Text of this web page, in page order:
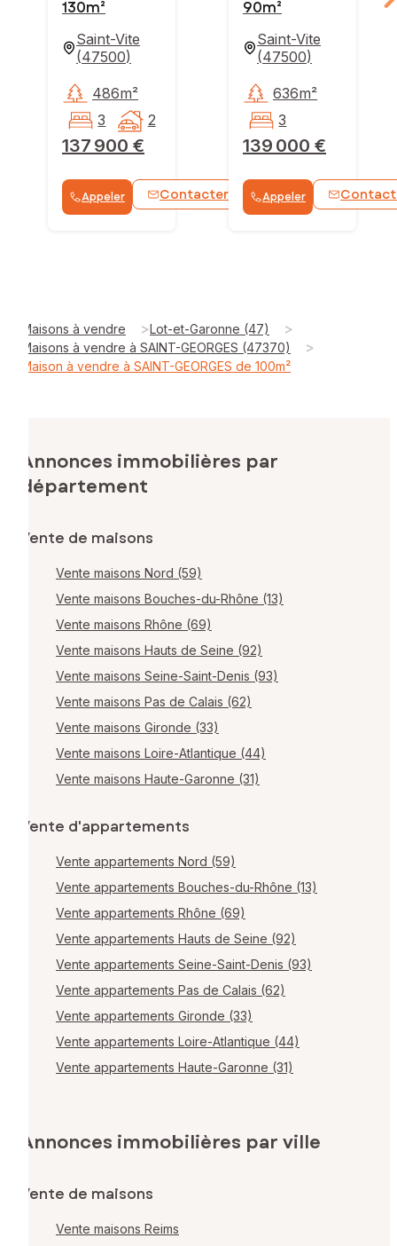
130m²
Saint-Vite
(47500)
137 900 €
486m²
3
2
Appeler Contacter WhatsApp
90m²
Saint-Vite
(47500)
139 000 €
636m²
3
Appeler
Maisons à vendre >Lot-et-Garonne (47) >
Maisons à vendre à SAINT-GEORGES (47370) >
Maison à vendre à SAINT-GEORGES de 100m²
Annonces immobilières par
département
Vente de maisons
Vente maisons Nord (59)
Vente maisons Bouches-du-Rhône (13)
Vente maisons Rhône (69)
Vente maisons Hauts de Seine (92)
Vente maisons Seine-Saint-Denis (93)
Vente maisons Pas de Calais (62)
Vente maisons Gironde (33)
Vente maisons Loire-Atlantique (44)
Vente maisons Haute-Garonne (31)
Vente d'appartements
Vente appartements Nord (59)
Vente appartements Bouches-du-Rhône (13)
Vente appartements Rhône (69)
Vente appartements Hauts de Seine (92)
Vente appartements Seine-Saint-Denis (93)
Vente appartements Pas de Calais (62)
Vente appartements Gironde (33)
Vente appartements Loire-Atlantique (44)
Vente appartements Haute-Garonne (31)
Annonces immobilières par ville
Vente de maisons
Vente maisons Reims